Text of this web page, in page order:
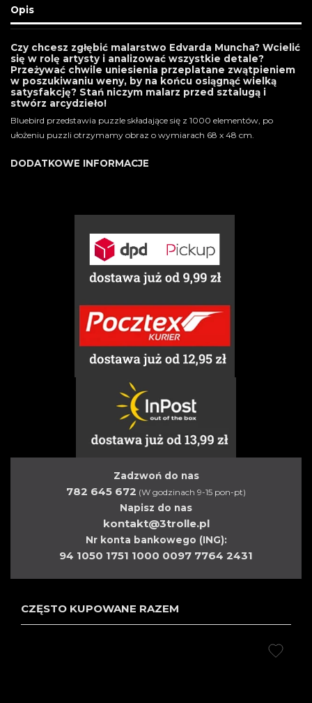
Opis
Czy chcesz zgłębić malarstwo Edvarda Muncha? Wcielić
się w rolę artysty i analizować wszystkie detale?
Przeżywać chwile uniesienia przeplatane zwątpieniem
w poszukiwaniu weny, by na końcu osiągnąć wielką
satysfakcję? Stań niczym malarz przed sztalugą i
stwórz arcydzieło!
Bluebird przedstawia puzzle składające się z 1000 elementów, po
ułożeniu puzzli otrzymamy obraz o wymiarach 68 x 48 cm.
DODATKOWE INFORMACJE
Zadzwoń do nas
782 645 672 (W godzinach 9-15 pon-pt)
Napisz do nas
kontakt@3trolle.pl
Nr konta bankowego (ING):
94 1050 1751 1000 0097 7764 2431
CZĘSTO KUPOWANE RAZEM